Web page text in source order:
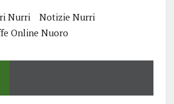
Nurri
Notizie Nurri
Online Nuoro